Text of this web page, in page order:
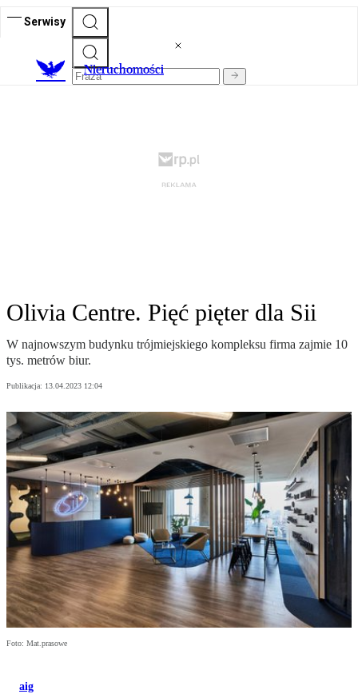
Serwisy
Nieruchomości
Olivia Centre. Pięć pięter dla Sii
W najnowszym budynku trójmiejskiego kompleksu firma zajmie 10
tys. metrów biur.
Publikacja: 13.04.2023 12:04
Foto: Mat.prasowe
aig